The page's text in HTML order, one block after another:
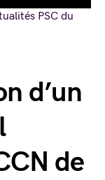
d’un
de
PSC du